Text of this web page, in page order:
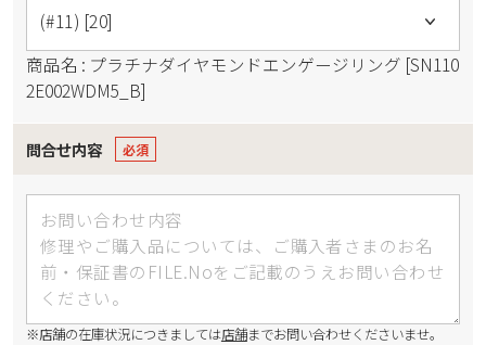
商品名 : プラチナダイヤモンドエンゲージリング [SN110
2E002WDM5_B]
問合せ内容
※店舗の在庫状況につきましては店舗までお問い合わせくださいませ。